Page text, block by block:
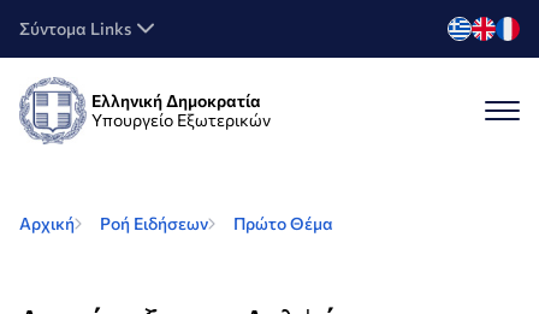
Σύντομα Links
Ελληνική Δημοκρατία
Υπουργείο Εξωτερικών
Αρχική Ροή Ειδήσεων Πρώτο Θέμα